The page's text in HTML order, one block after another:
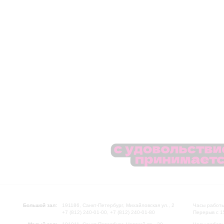
Большой зал:
191186, Санкт-Петербург, Михайловская ул., 2
+7 (812) 240-01-00, +7 (812) 240-01-80
Часы
Перерыв с